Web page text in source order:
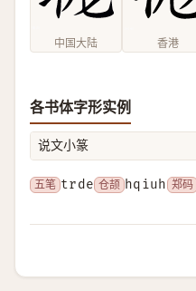
中国大陆 香港
各书体字形实例
说文小篆
五笔 trde 仓颉 hqiuh 郑码